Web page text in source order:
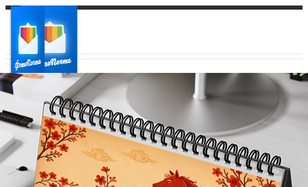
Ваш город:
Ваш регион доставки
Выберите из списка: